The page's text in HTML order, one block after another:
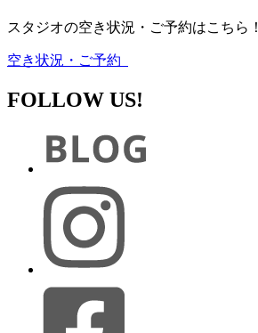
スタジオの空き状況・ご予約はこちら！
空き状況・ご予約
FOLLOW US!